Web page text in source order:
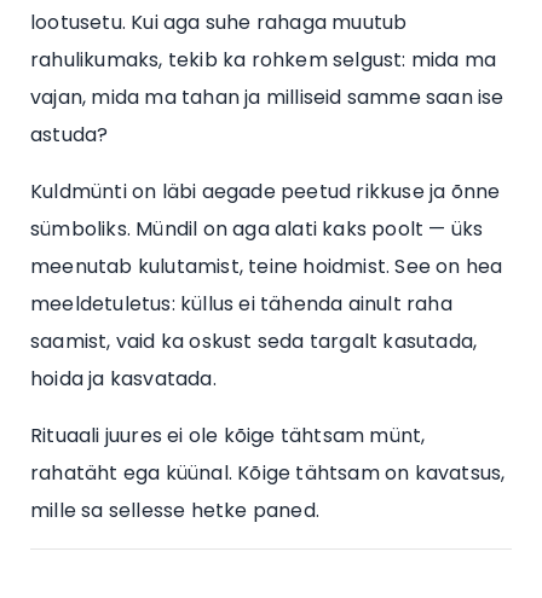
lootusetu. Kui aga suhe rahaga muutub
rahulikumaks, tekib ka rohkem selgust: mida ma
vajan, mida ma tahan ja milliseid samme saan ise
astuda?
Kuldmünti on läbi aegade peetud rikkuse ja õnne
sümboliks. Mündil on aga alati kaks poolt — üks
meenutab kulutamist, teine hoidmist. See on hea
meeldetuletus: küllus ei tähenda ainult raha
saamist, vaid ka oskust seda targalt kasutada,
hoida ja kasvatada.
Rituaali juures ei ole kõige tähtsam münt,
rahatäht ega küünal. Kõige tähtsam on kavatsus,
mille sa sellesse hetke paned.